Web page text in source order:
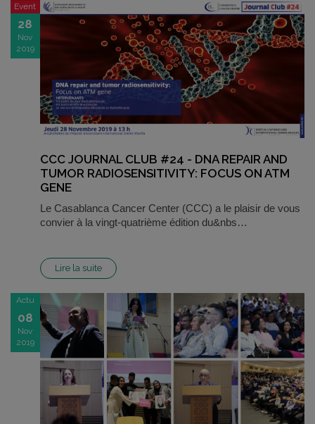
Event
28
Nov
2019
CCC JOURNAL CLUB #24 - DNA REPAIR AND
TUMOR RADIOSENSITIVITY: FOCUS ON ATM
GENE
Le Casablanca Cancer Center (CCC) a le plaisir de vous
convier à la vingt-quatrième édition du&nbs…
Lire la suite
Actu
08
Nov
2019